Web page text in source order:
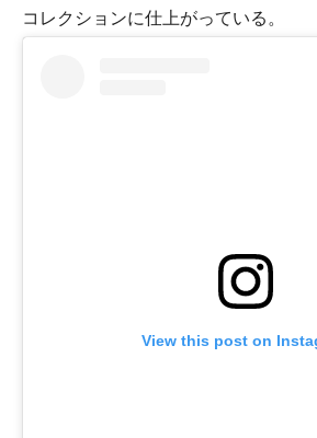
コレクションに仕上がっている。
View this post on